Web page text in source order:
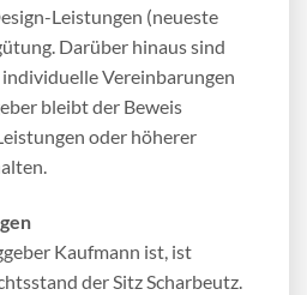
Leistungen (neueste
Darüber hinaus sind
Vereinbarungen
bleibt der Beweis
oder höherer
Kaufmann ist, ist
der Sitz Scharbeutz.